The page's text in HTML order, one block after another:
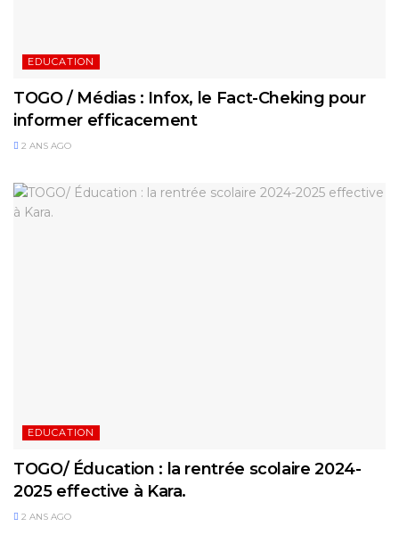
EDUCATION
TOGO / Médias : Infox, le Fact-Cheking pour
informer efficacement
2 ANS AGO
EDUCATION
TOGO/ Éducation : la rentrée scolaire 2024-
2025 effective à Kara.
2 ANS AGO